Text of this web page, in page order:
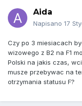
Aida
Napisano 17
Czy po 3 miesiacach
wizowego z B2 na F1
Polski na jakis czas,
musze przebywac na
otrzymania statusu F?